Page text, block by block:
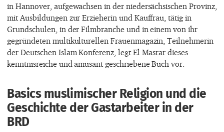
in Hannover, aufgewachsen in der niedersächsischen Provinz,
mit Ausbildungen zur Erzieherin und Kauffrau, tätig in
Grundschulen, in der Filmbranche und in einem von ihr
gegründeten multikulturellen Frauenmagazin, Teilnehmerin
der Deutschen Islam Konferenz, legt El Masrar dieses
kenntnisreiche und amüsant geschriebene Buch vor.
Basics muslimischer Religion und die
Geschichte der Gastarbeiter in der
BRD